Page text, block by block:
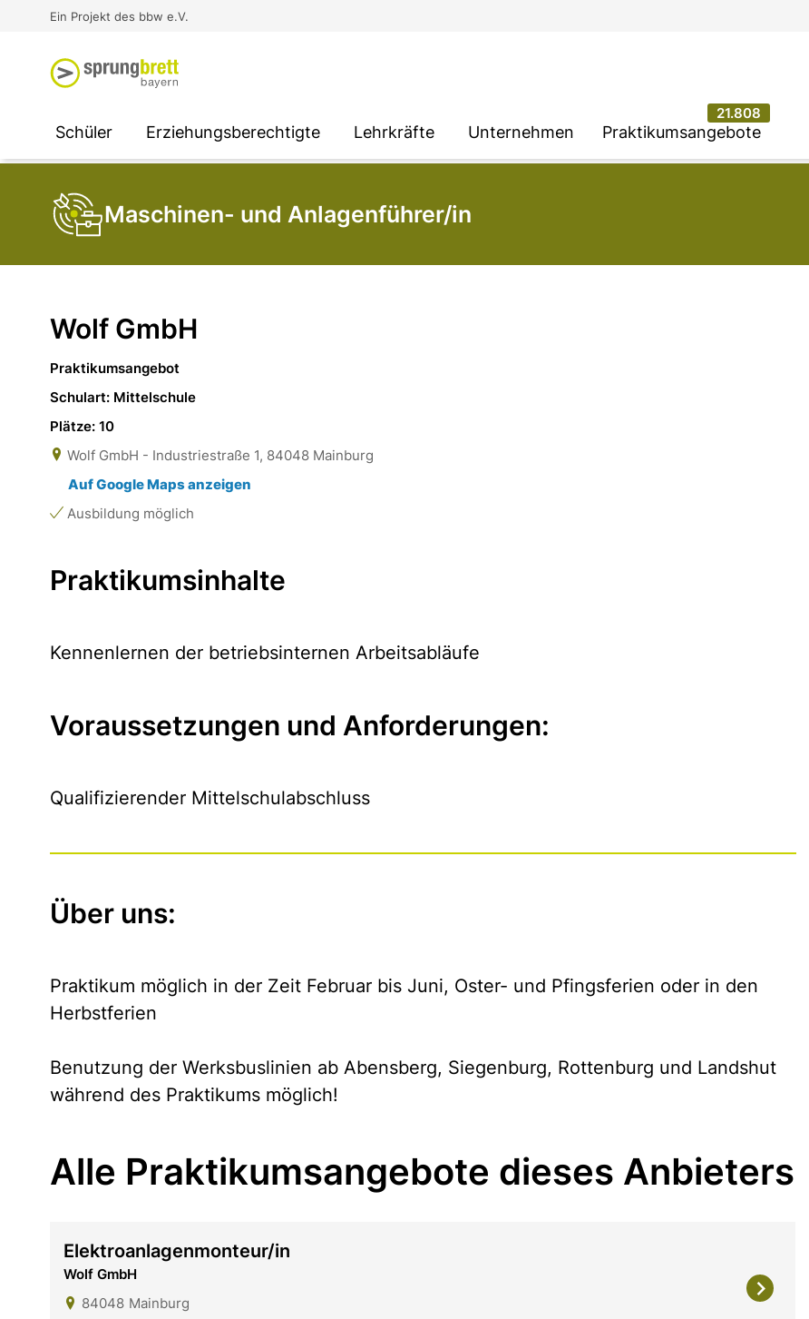
Ein Projekt des bbw e.V.
Schüler
SOCIAL MEDIA
Erziehungsberechtigte
SOCIAL MEDIA
Lehrkräfte
SOCIAL MEDIA
Unternehmen
Unternehmen
Praktikumsangebote
21.808
Maschinen- und Anlagenführer/in
Wolf GmbH
Praktikumsangebot
Schulart: Mittelschule
Plätze: 10
Wolf GmbH - Industriestraße 1, 84048 Mainburg
Auf Google Maps anzeigen
Ausbildung möglich
Praktikumsinhalte
Kennenlernen der betriebsinternen Arbeitsabläufe
Voraussetzungen und Anforderungen:
Qualifizierender Mittelschulabschluss
Über uns:
Praktikum möglich in der Zeit Februar bis Juni, Oster- und Pfingsferien oder in den
Herbstferien
Benutzung der Werksbuslinien ab Abensberg, Siegenburg, Rottenburg und Landshut
während des Praktikums möglich!
Alle Praktikumsangebote dieses Anbieters
Elektroanlagenmonteur/in
Wolf GmbH
84048 Mainburg